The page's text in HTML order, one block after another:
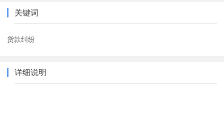
关键词
货款纠纷
详细说明